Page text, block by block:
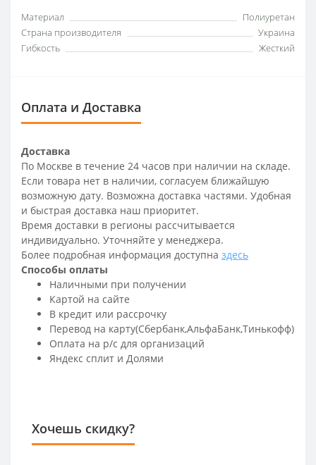
Материал
Полиуретан
Страна производителя
Украина
Гибкость
Жесткий
Оплата и Доставка
Доставка
По Москве в течение 24 часов при наличии на складе.
Если товара нет в наличии, согласуем ближайшую
возможную дату. Возможна доставка частями. Удобная
и быстрая доставка наш приоритет.
Время доставки в регионы рассчитывается
индивидуально. Уточняйте у менеджера.
Более подробная информация доступна здесь
Способы оплаты
Наличными при получении
Картой на сайте
В кредит или рассрочку
Перевод на карту(Сбербанк,АльфаБанк,Тинькофф)
Оплата на р/c для организаций
Яндекс сплит и Долями
Хочешь скидку?